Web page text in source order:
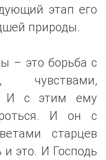
этап его
природы.
– это борьба с
чувствами,
И с этим ему
И он с
старцев
это. И Господь